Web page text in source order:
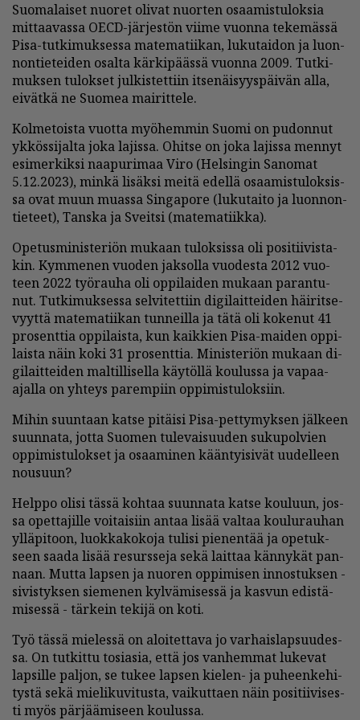
Suo­ma­lai­set nuo­ret oli­vat nuor­ten osaa­mis­tu­lok­sia
mit­taa­vas­sa OECD-jär­jes­tön vii­me vuon­na te­ke­mäs­sä
Pisa-tut­ki­muk­ses­sa ma­te­ma­tii­kan, lu­ku­tai­don ja luon­
non­tie­tei­den osal­ta kär­ki­pääs­sä vuon­na 2009. Tut­ki­
muk­sen tu­lok­set jul­kis­tet­tiin it­se­näi­syys­päi­vän al­la,
ei­vät­kä ne Suo­mea mai­rit­te­le.
Kol­me­tois­ta vuot­ta myö­hem­min Suo­mi on pu­don­nut
yk­kös­si­jal­ta joka la­jis­sa. Ohit­se on joka la­jis­sa men­nyt
esi­mer­kik­si naa­pu­ri­maa Viro (Hel­sin­gin Sa­no­mat
5.12.2023), min­kä li­säk­si mei­tä edel­lä osaa­mis­tu­lok­sis­
sa ovat muun mu­as­sa Sin­ga­po­re (lu­ku­tai­to ja luon­non­
tie­teet), Tans­ka ja Sveit­si (ma­te­ma­tiik­ka).
Ope­tus­mi­nis­te­ri­ön mu­kaan tu­lok­sis­sa oli po­si­tii­vis­ta­
kin. Kym­me­nen vuo­den jak­sol­la vuo­des­ta 2012 vuo­
teen 2022 työ­rau­ha oli op­pi­lai­den mu­kaan pa­ran­tu­
nut. Tut­ki­muk­ses­sa sel­vi­tet­tiin di­gi­lait­tei­den häi­rit­se­
vyyt­tä ma­te­ma­tii­kan tun­neil­la ja tätä oli ko­ke­nut 41
pro­sent­tia op­pi­lais­ta, kun kaik­kien Pisa-mai­den op­pi­
lais­ta näin koki 31 pro­sent­tia. Mi­nis­te­ri­ön mu­kaan di­
gi­lait­tei­den mal­til­li­sel­la käy­töl­lä kou­lus­sa ja va­paa-
ajal­la on yh­teys pa­rem­piin op­pi­mis­tu­lok­siin.
Mi­hin suun­taan kat­se pi­täi­si Pisa-pet­ty­myk­sen jäl­keen
suun­na­ta, jot­ta Suo­men tu­le­vai­suu­den su­ku­pol­vien
op­pi­mis­tu­lok­set ja osaa­mi­nen kään­tyi­si­vät uu­del­leen
nou­suun?
Help­po oli­si täs­sä koh­taa suun­na­ta kat­se kou­luun, jos­
sa opet­ta­jil­le voi­tai­siin an­taa li­sää val­taa kou­lu­rau­han
yl­lä­pi­toon, luok­ka­ko­ko­ja tu­li­si pie­nen­tää ja ope­tuk­
seen saa­da li­sää re­surs­se­ja sekä lait­taa kän­ny­kät pan­
naan. Mut­ta lap­sen ja nuo­ren op­pi­mi­sen in­nos­tuk­sen -
si­vis­tyk­sen sie­me­nen kyl­vä­mi­ses­sä ja kas­vun edis­tä­
mi­ses­sä - tär­kein te­ki­jä on koti.
Työ täs­sä mie­les­sä on aloi­tet­ta­va jo var­hais­lap­suu­des­
sa. On tut­kit­tu to­si­a­sia, et­tä jos van­hem­mat lu­ke­vat
lap­sil­le pal­jon, se tu­kee lap­sen kie­len- ja pu­heen­ke­hi­
tys­tä sekä mie­li­ku­vi­tus­ta, vai­kut­ta­en näin po­si­tii­vi­ses­
ti myös pär­jää­mi­seen kou­lus­sa.